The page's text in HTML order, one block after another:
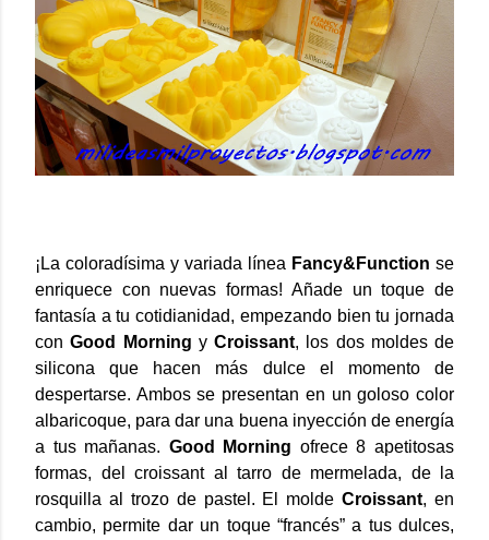
¡La coloradísima y variada línea Fancy&Function se
enriquece con nuevas formas! Añade un toque de
fantasía a tu cotidianidad, empezando bien tu jornada
conGood Morning y Croissant, los dos moldes de
silicona que hacen más dulce el momento de
despertarse. Ambos se presentan en un goloso color
albaricoque, para dar una buena inyección de energía
a tus mañanas. Good Morning ofrece 8 apetitosas
formas, del croissant al tarro de mermelada, de la
rosquilla al trozo de pastel. El moldeCroissant, en
cambio, permite dar un toque “francés” a tus dulces,